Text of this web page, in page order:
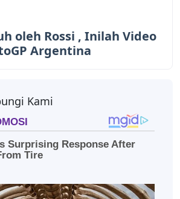
oleh Rossi , Inilah Video
Argentina
Kami